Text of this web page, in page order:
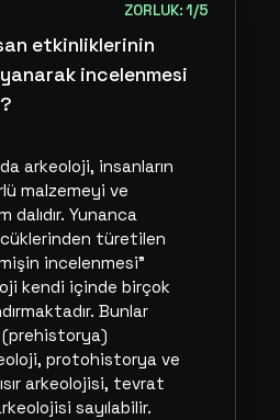
ZORLUK: 1/5
etkinliklerinin
incelenmesi
arkeoloji, insanların
malzemeyi ve
dalıdır. Yunanca
türetilen
incelenmesi"
kendi içinde birçok
Bunlar
(prehistorya)
protohistorya ve
arkeolojisi, tevrat
sayılabilir.